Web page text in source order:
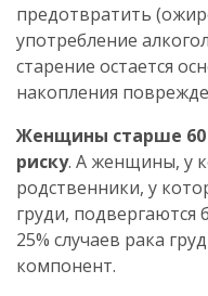
предотвратить
употребление
старение остается
накопления
Женщины старше 60
риску. А женщины, у
родственники, у
груди, подвергаются
25% случаев рака
компонент.